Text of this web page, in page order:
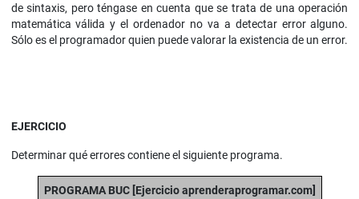
de sintaxis, pero téngase en cuenta que se trata de una operación
matemática válida y el ordenador no va a detectar error alguno.
Sólo es el programador quien puede valorar la existencia de un error.
EJERCICIO
Determinar qué errores contiene el siguiente programa.
PROGRAMA BUC [Ejercicio aprenderaprogramar.com]